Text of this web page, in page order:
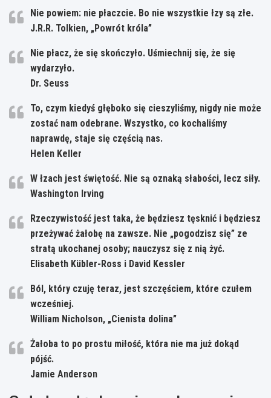
Nie powiem: nie płaczcie. Bo nie wszystkie łzy są złe.
J.R.R. Tolkien, „Powrót króla”
Nie płacz, że się skończyło. Uśmiechnij się, że się
wydarzyło.
Dr. Seuss
To, czym kiedyś głęboko się cieszyliśmy, nigdy nie może
zostać nam odebrane. Wszystko, co kochaliśmy
naprawdę, staje się częścią nas.
Helen Keller
W łzach jest świętość. Nie są oznaką słabości, lecz siły.
Washington Irving
Rzeczywistość jest taka, że będziesz tęsknić i będziesz
przeżywać żałobę na zawsze. Nie „pogodzisz się” ze
stratą ukochanej osoby; nauczysz się z nią żyć.
Elisabeth Kübler-Ross i David Kessler
Ból, który czuję teraz, jest szczęściem, które czułem
wcześniej.
William Nicholson, „Cienista dolina”
Żałoba to po prostu miłość, która nie ma już dokąd
pójść.
Jamie Anderson